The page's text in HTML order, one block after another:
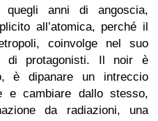
anni di angoscia,
all’atomica, perché il
coinvolge nel suo
di protagonisti. Il noir è
è dipanare un intreccio
e cambiare dallo stesso,
da radiazioni, una